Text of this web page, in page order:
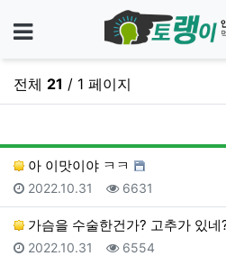
메뉴
전체 21 / 1 페이지
아 이맛이야 ㅋㅋ
등록일
2022.10.31 조회
6631
가슴을 수술한건가? 고추가 있네
등록일
2022.10.31 조회
6554